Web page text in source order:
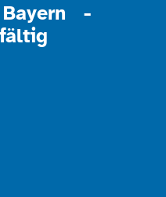
Bayern -